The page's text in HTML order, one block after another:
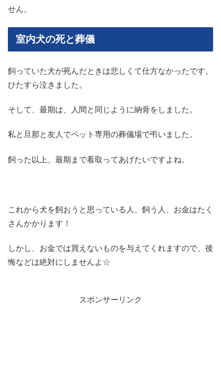
せん。
室内犬の死と葬儀
飼っていた犬が死んだときは悲しくて仕方なかったです。
ひたすら泣きました。
そして、最期は、人間と同じように納骨をしました。
私と旦那と友人でペット専用の葬儀場で弔いました。
飼った以上、最期まで看取ってあげたいですよね。
これから犬を飼おうと思っている人、飼う人、お金はたく
さんかかります！
しかし、お金では買えないものを与えてくれますので、後
悔などは絶対にしませんよ☆
スポンサーリンク